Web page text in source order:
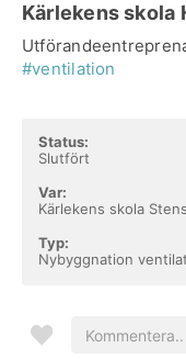
Kärlekens skola
#ventilation
Status:
Slutfört
Var:
Kärlekens skola
Typ:
Nybyggnation